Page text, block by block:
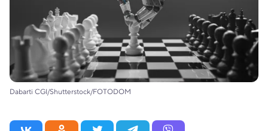
Dabarti CGI/Shutterstock/FOTODOM